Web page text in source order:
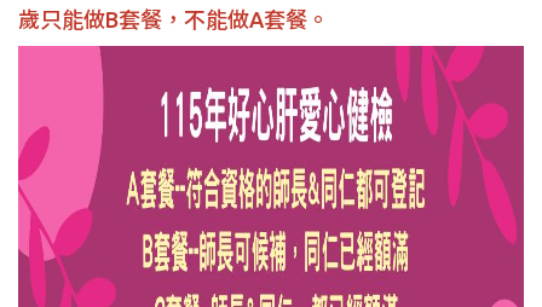
歲只能做B套餐，不能做A套餐。